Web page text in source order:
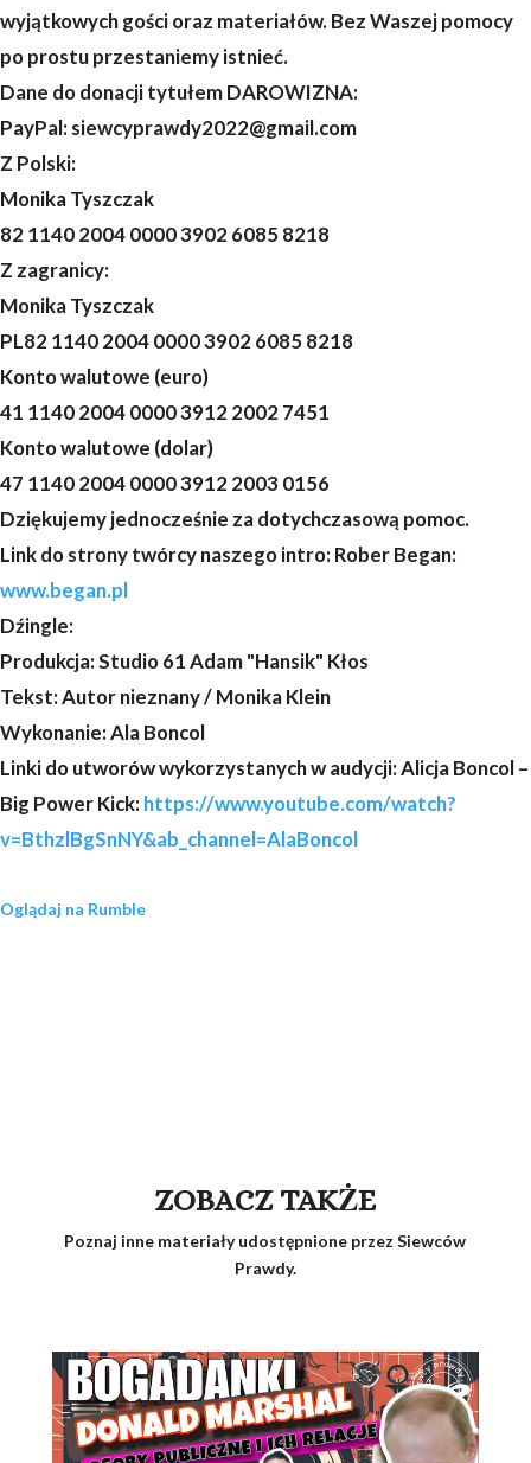
wyjątkowych gości oraz materiałów. Bez Waszej pomocy
po prostu przestaniemy istnieć.
Dane do donacji tytułem DAROWIZNA:
PayPal: siewcyprawdy2022@gmail.com
Z Polski:
Monika Tyszczak
82 1140 2004 0000 3902 6085 8218
Z zagranicy:
Monika Tyszczak
PL82 1140 2004 0000 3902 6085 8218
Konto walutowe (euro)
41 1140 2004 0000 3912 2002 7451
Konto walutowe (dolar)
47 1140 2004 0000 3912 2003 0156
Dziękujemy jednocześnie za dotychczasową pomoc.
Link do strony twórcy naszego intro: Rober Began:
www.began.pl
Dźingle:
Produkcja: Studio 61 Adam "Hansik" Kłos
Tekst: Autor nieznany / Monika Klein
Wykonanie: Ala Boncol
Linki do utworów wykorzystanych w audycji: Alicja Boncol –
Big Power Kick: https://www.youtube.com/watch?
v=BthzlBgSnNY&ab_channel=AlaBoncol
Oglądaj na Rumble
ZOBACZ TAKŻE
Poznaj inne materiały udostępnione przez Siewców
Prawdy.